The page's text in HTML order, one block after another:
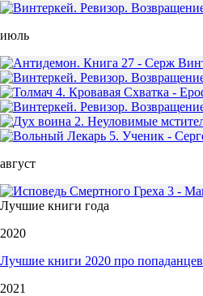
июль
август
Лучшие книги года
2020
Лучшие книги 2020 про попаданцев
2021